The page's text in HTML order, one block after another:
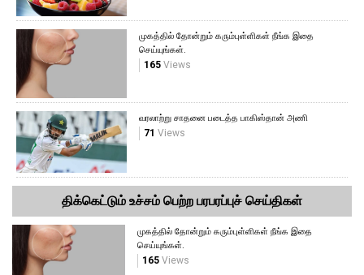
முகத்தில் தோன்றும் கரும்புள்ளிகள் நீங்க இதை
செய்யுங்கள்.
165Views
வரலாற்று சாதனை படைத்த பாகிஸ்தான் அணி
71 Views
திக்கெட்டும் உச்சம் பெற்ற பரபரப்புச் செய்திகள்
முகத்தில் தோன்றும் கரும்புள்ளிகள் நீங்க இதை
செய்யுங்கள்.
165 Views